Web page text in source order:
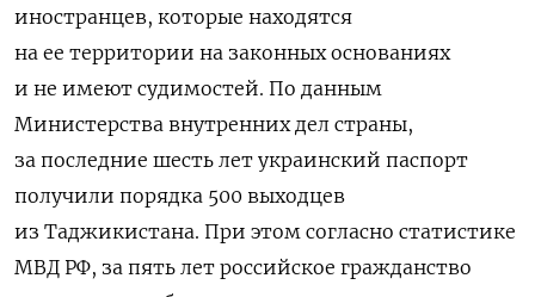
иностранцев, которые находятся
на ее территории на законных основаниях
и не имеют судимостей. По данным
Министерства внутренних дел страны,
за последние шесть лет украинский паспорт
получили порядка 500 выходцев
из Таджикистана. При этом согласно статистике
МВД РФ, за пять лет российское гражданство